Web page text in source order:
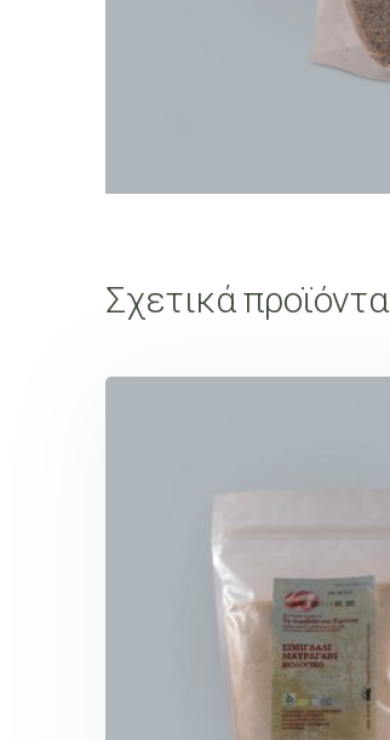
Σχετικά προϊόντα